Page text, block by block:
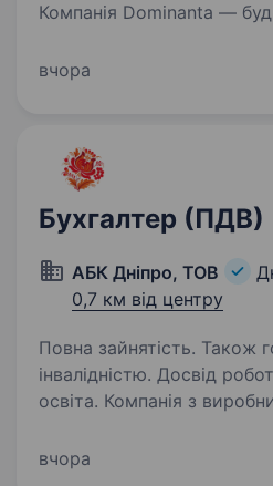
Компанія Dominanta —
на будівництві, ремонтно-
вчора
Бухгалтер (ПДВ)
АБК Дніпро, ТОВ
0,7 км від центру
Повна зайнятість. Також
інвалідністю. Досвід
освіта. Компанія з виробництва алкогольної
конкурс на заміщення
вчора